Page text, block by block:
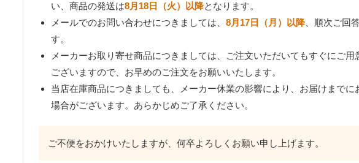
い、商品の発送は8月18日（火）以降となります。
メールでのお問い合わせにつきましては、 8月17日（月）以降、順次ご回
す。
メーカーお取り寄せ商品につきましては、ご注文いただいてもすぐにご用
ございますので、お早めのご注文をお願いいたします。
当店在庫商品につきましても、メーカー休業の影響により、お届けまでに
場合がございます。あらかじめご了承ください。
ご不便をおかけいたしますが、何卒よろしくお願い申し上げます。